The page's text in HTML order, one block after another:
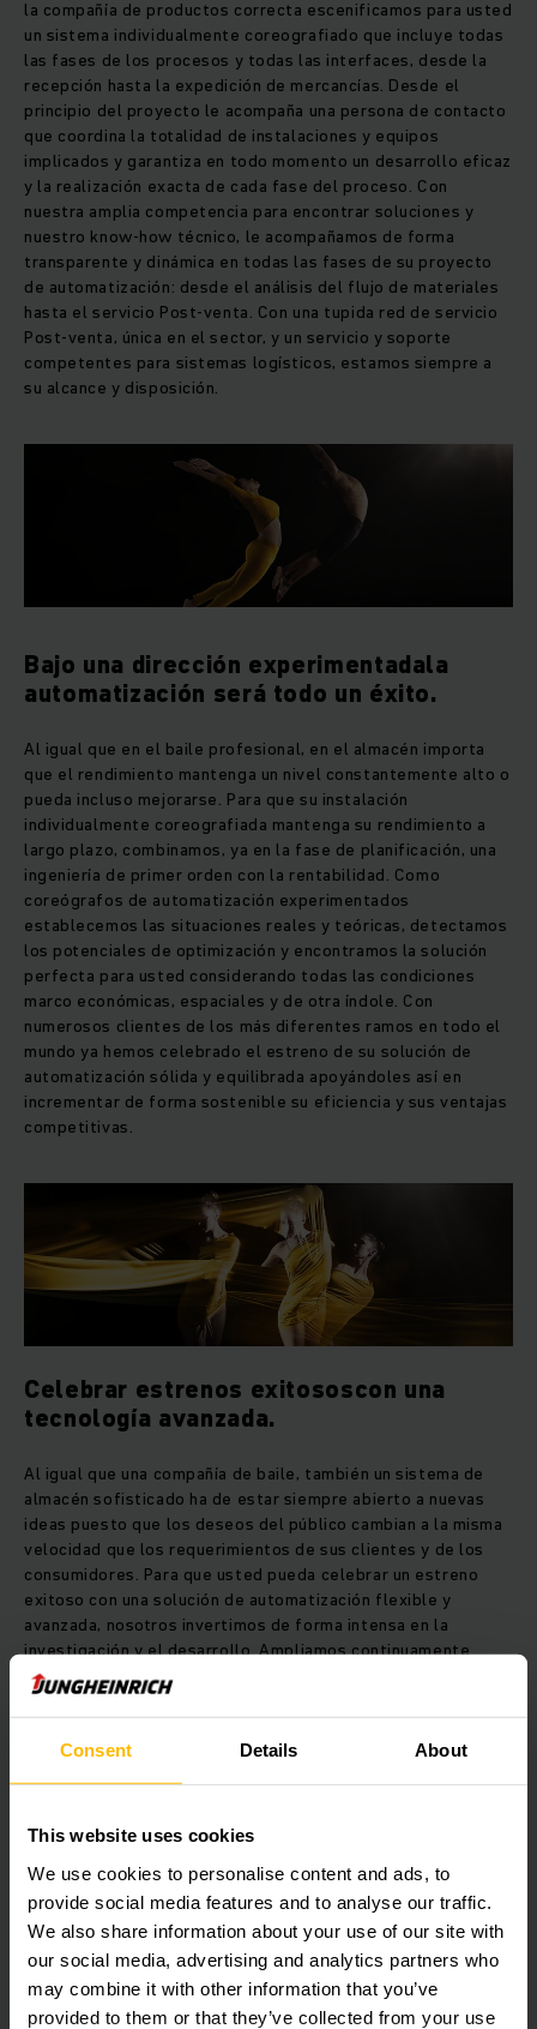
Consent Details About
This website uses cookies
We use cookies to personalise content and ads, to
provide social media features and to analyse our traffic.
We also share information about your use of our site with
our social media, advertising and analytics partners who
may combine it with other information that you’ve
provided to them or that they’ve collected from your use
la compañía de productos correcta escenificamos para usted
un sistema individualmente coreografiado que incluye todas
las fases de los procesos y todas las interfaces, desde la
recepción hasta la expedición de mercancías. Desde el
principio del proyecto le acompaña una persona de contacto
que coordina la totalidad de instalaciones y equipos
implicados y garantiza en todo momento un desarrollo eficaz
y la realización exacta de cada fase del proceso. Con
nuestra amplia competencia para encontrar soluciones y
nuestro know-how técnico, le acompañamos de forma
transparente y dinámica en todas las fases de su proyecto
de automatización: desde el análisis del flujo de materiales
hasta el servicio Post-venta. Con una tupida red de servicio
Post-venta, única en el sector, y un servicio y soporte
competentes para sistemas logísticos, estamos siempre a
su alcance y disposición.
Bajo una dirección experimentadala
automatización será todo un éxito.
Al igual que en el baile profesional, en el almacén importa
que el rendimiento mantenga un nivel constantemente alto o
pueda incluso mejorarse. Para que su instalación
individualmente coreografiada mantenga su rendimiento a
largo plazo, combinamos, ya en la fase de planificación, una
ingeniería de primer orden con la rentabilidad. Como
coreógrafos de automatización experimentados
establecemos las situaciones reales y teóricas, detectamos
los potenciales de optimización y encontramos la solución
perfecta para usted considerando todas las condiciones
marco económicas, espaciales y de otra índole. Con
numerosos clientes de los más diferentes ramos en todo el
mundo ya hemos celebrado el estreno de su solución de
automatización sólida y equilibrada apoyándoles así en
incrementar de forma sostenible su eficiencia y sus ventajas
competitivas.
Celebrar estrenos exitososcon una
tecnología avanzada.
Al igual que una compañía de baile, también un sistema de
almacén sofisticado ha de estar siempre abierto a nuevas
ideas puesto que los deseos del público cambian a la misma
velocidad que los requerimientos de sus clientes y de los
consumidores. Para que usted pueda celebrar un estreno
exitoso con una solución de automatización flexible y
avanzada, nosotros invertimos de forma intensa en la
investigación y el desarrollo. Ampliamos continuamente
nuestra gama de productos para ofrecer tecnologías de
almacenaje nuevas, optimizadas, rentables e
interconectadas. Esto vale tanto para instalaciones nuevas
como para la modernización o ampliación de instalaciones
vehículos autoguiados y los sistemas de transporte
de palets automáticos, hasta la estrella de la compañía, que
no es otra que nuestro sistema de gestión de almacenes
compatible con versiones posteriores, el SGA de
Jungheinrich. Como contratista general, entregamos e
integramos todo lo necesario para ofrecer una solución de
automatización perfectamente coreografiada.